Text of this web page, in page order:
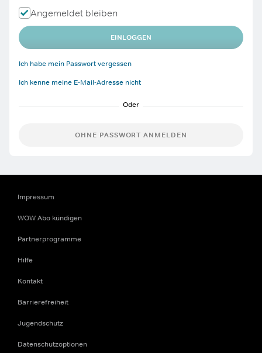
Angemeldet bleiben
EINLOGGEN
Ich habe mein Passwort vergessen
Ich kenne meine E-Mail-Adresse nicht
OHNE PASSWORT ANMELDEN
Impressum
WOW Abo kündigen
Partnerprogramme
Hilfe
Kontakt
Barrierefreiheit
Jugendschutz
Datenschutzoptionen